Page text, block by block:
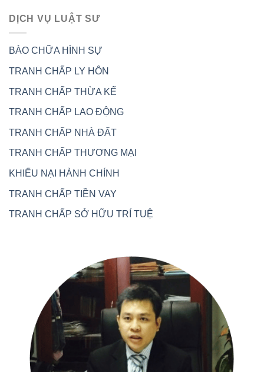
DỊCH VỤ LUẬT SƯ
BÀO CHỮA HÌNH SỰ
TRANH CHẤP LY HÔN
TRANH CHẤP THỪA KẾ
TRANH CHẤP LAO ĐỘNG
TRANH CHẤP NHÀ ĐẤT
TRANH CHẤP THƯƠNG MẠI
KHIẾU NẠI HÀNH CHÍNH
TRANH CHẤP TIỀN VAY
TRANH CHẤP SỞ HỮU TRÍ TUỆ